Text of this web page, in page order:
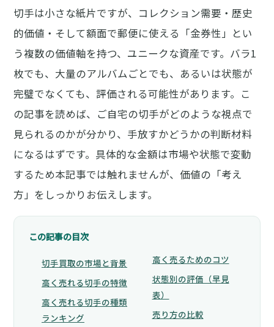
切手は小さな紙片ですが、コレクション需要・歴史
的価値・そして額面で郵便に使える「金券性」とい
う複数の価値軸を持つ、ユニークな資産です。バラ1
枚でも、大量のアルバムごとでも、あるいは状態が
完璧でなくても、評価される可能性があります。こ
の記事を読めば、ご自宅の切手がどのような視点で
見られるのかが分かり、手放すかどうかの判断材料
になるはずです。具体的な金額は市場や状態で変動
するため本記事では触れませんが、価値の「考え
方」をしっかりお伝えします。
この記事の目次
切手買取の市場と背景
高く売れる切手の特徴
高く売れる切手の種類
ランキング
高く売るためのコツ
状態別の評価（早見
表）
売り方の比較